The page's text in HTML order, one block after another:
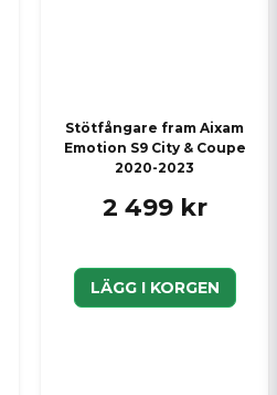
Stötfångare fram Aixam
Emotion S9 City & Coupe
2020-2023
2 499 kr
LÄGG I KORGEN